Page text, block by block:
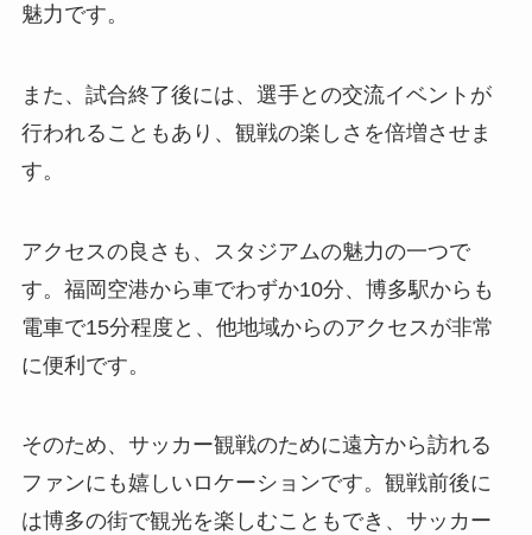
魅力です。
また、試合終了後には、選手との交流イベントが
行われることもあり、観戦の楽しさを倍増させま
す。
アクセスの良さも、スタジアムの魅力の一つで
す。福岡空港から車でわずか10分、博多駅からも
電車で15分程度と、他地域からのアクセスが非常
に便利です。
そのため、サッカー観戦のために遠方から訪れる
ファンにも嬉しいロケーションです。観戦前後に
は博多の街で観光を楽しむこともでき、サッカー